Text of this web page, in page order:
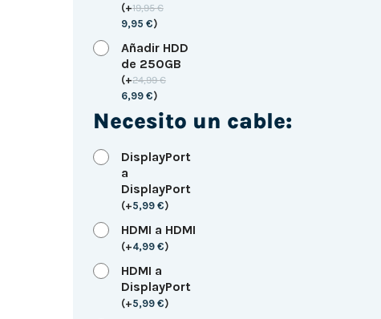
(+19,95€
9,95 €)
Añadir HDD
de 250GB
(+24,99€
6,99 €)
Necesito un cable:
DisplayPort
a
DisplayPort
(+5,99 €)
HDMI a HDMI
(+4,99 €)
HDMI a
DisplayPort
(+5,99 €)